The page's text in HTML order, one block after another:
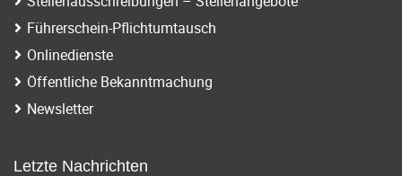
Führerschein-Pflichtumtausch
Onlinedienste
Öffentliche Bekanntmachung
Newsletter
Letzte Nachrichten